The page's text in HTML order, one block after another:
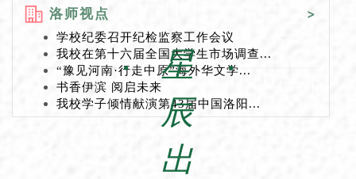
洛师视点 >
学校纪委召开纪检监察工作会议
我校在第十六届全国大学生市场调查...
“豫见河南·行走中原”海外华文学...
书香伊滨 阅启未来
我校学子倾情献演第43届中国洛阳...
星
辰
出